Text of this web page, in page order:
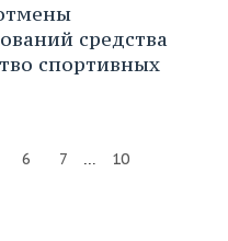
средства
спортивных
6 7 ... 10